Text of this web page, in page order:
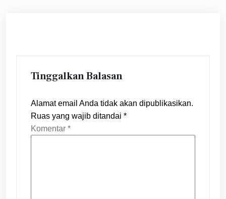
Tinggalkan Balasan
Alamat email Anda tidak akan dipublikasikan.
Ruas yang wajib ditandai *
Komentar *